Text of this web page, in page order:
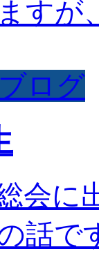
ます
ログ
会に
話